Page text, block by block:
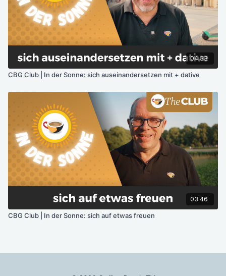
04:33
CBG Club | In der Sonne: sich auseinandersetzen mit + dative
03:46
CBG Club | In der Sonne: sich auf etwas freuen